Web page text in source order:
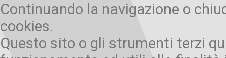
Continuando la navigazione o
cookies.
Questo sito o gli strumenti terzi